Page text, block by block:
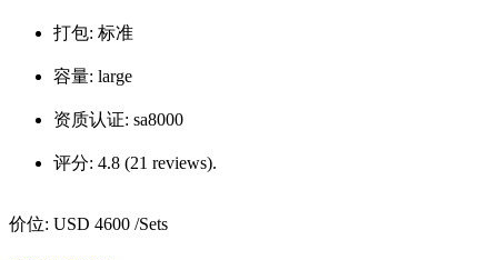
打包: 标准
容量: large
资质认证: sa8000
评分: 4.8 (21 reviews).
价位: USD 4600 /Sets